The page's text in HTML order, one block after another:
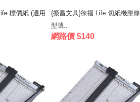
標價紙 (適用
{振昌文具}徠福 Life 切紙機壓條
型號..
網路價 $140